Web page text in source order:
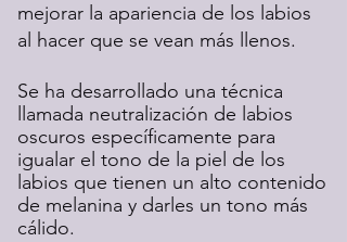
mejorar la apariencia de los labios
al hacer que se vean más llenos.
Se ha desarrollado una técnica
llamada neutralización de labios
oscuros específicamente para
igualar el tono de la piel de los
labios que tienen un alto contenido
de melanina y darles un tono más
cálido.